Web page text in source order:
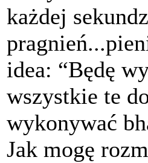
każdej
idea: “Będę
wszystkie te
wykonywać
Jak mogę